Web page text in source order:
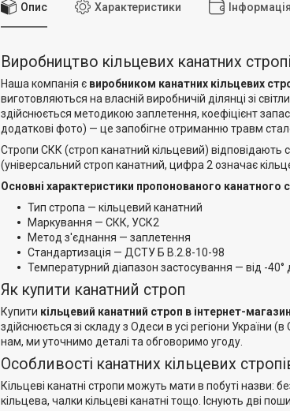
Опис Характеристики
Виробництво кільцевих канатних
Наша компанія є виробником канатних кільцевих
виготовляються на власній виробничій ділянці зі
здійснюється методикою заплетення, коефіцієнт
додаткові фото) — це запобігне отриманню травм
Стропи СКК (строп канатний кільцевий)
(універсальний строп канатний, цифра 2 означає
Основні характеристики пропонованого канатного
Тип стропа — кільцевий канатний
Маркування — СКК, УСК2
Метод з'єднання — заплетення
Стандартизація — ДСТУ Б В.2.8-10-98
Температурний діапазон застосування — від -40°
Як купити канатний строп
Купити кільцевий канатний строп в інтернет-
здійснюється зі складу з Одеси в усі регіони
нам, ми уточнимо деталі та обговоримо угоду.
Особливості канатних кільцевих
Кільцеві канатні стропи можуть мати в побуті назви:
кільцева, чалки кільцеві канатні тощо. Існують дві